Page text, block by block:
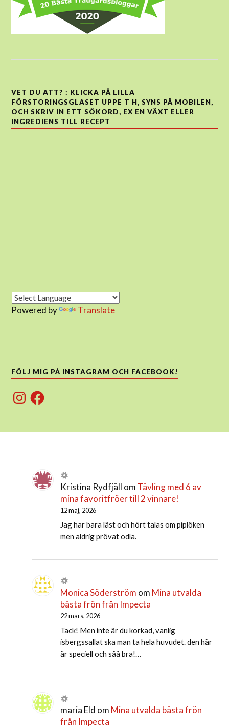
VET DU ATT? : KLICKA PÅ LILLA
FÖRSTORINGSGLASET UPPE T H, SYNS PÅ MOBILEN,
OCH SKRIV IN ETT SÖKORD, EX EN VÄXT ELLER
INGREDIENS TILL RECEPT
Powered by Translate
FÖLJ MIG PÅ INSTAGRAM OCH FACEBOOK!
InstagramFacebook
Kristina Rydfjäll om Tävling med 6 av
mina favoritfröer till 2 vinnare!
12 maj, 2026
Jag har bara läst och hört talas om piplöken
men aldrig prövat odla.
Monica Söderström om Mina utvalda
bästa frön från Impecta
22 mars, 2026
Tack! Men inte är du korkad, vanlig
isbergssallat ska man ta hela huvudet. den här
är speciell och såå bra!…
maria Eld om Mina utvalda bästa frön
från Impecta